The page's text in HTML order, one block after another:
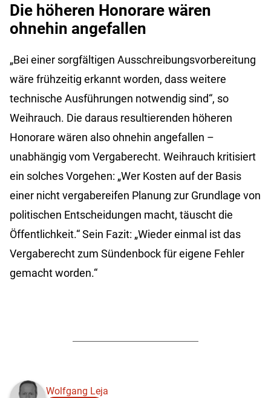
Die höheren Honorare wären
ohnehin angefallen
„Bei einer sorgfältigen Ausschreibungsvorbereitung
wäre frühzeitig erkannt worden, dass weitere
technische Ausführungen notwendig sind“, so
Weihrauch. Die daraus resultierenden höheren
Honorare wären also ohnehin angefallen –
unabhängig vom Vergaberecht. Weihrauch kritisiert
ein solches Vorgehen: „Wer Kosten auf der Basis
einer nicht vergabereifen Planung zur Grundlage von
politischen Entscheidungen macht, täuscht die
Öffentlichkeit.“ Sein Fazit: „Wieder einmal ist das
Vergaberecht zum Sündenbock für eigene Fehler
gemacht worden.“
Wolfgang Leja